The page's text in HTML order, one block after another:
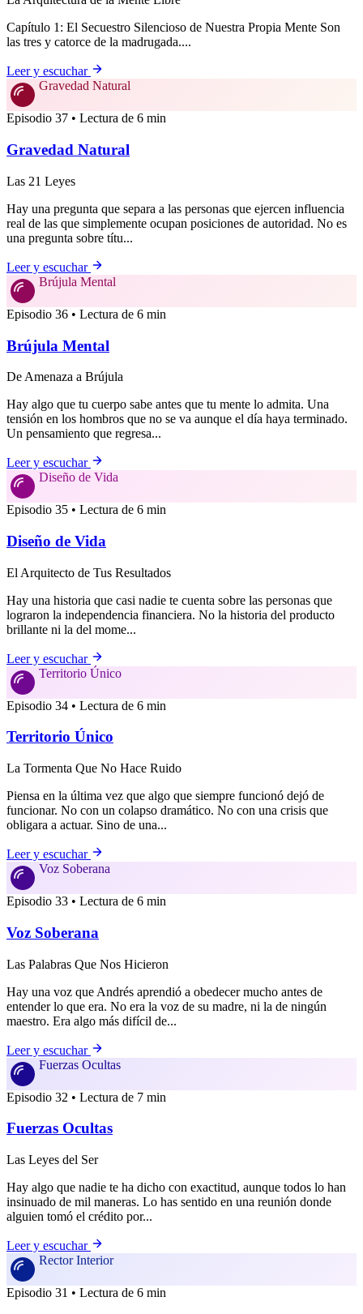
Capítulo 1: El Secuestro Silencioso de Nuestra Propia Mente Son
las tres y catorce de la madrugada....
Leer y escuchar
Gravedad Natural
Episodio 37 • Lectura de 6 min
Gravedad Natural
Las 21 Leyes
Hay una pregunta que separa a las personas que ejercen influencia
real de las que simplemente ocupan posiciones de autoridad. No es
una pregunta sobre títu...
Leer y escuchar
Brújula Mental
Episodio 36 • Lectura de 6 min
Brújula Mental
De Amenaza a Brújula
Hay algo que tu cuerpo sabe antes que tu mente lo admita. Una
tensión en los hombros que no se va aunque el día haya terminado.
Un pensamiento que regresa...
Leer y escuchar
Diseño de Vida
Episodio 35 • Lectura de 6 min
Diseño de Vida
El Arquitecto de Tus Resultados
Hay una historia que casi nadie te cuenta sobre las personas que
lograron la independencia financiera. No la historia del producto
brillante ni la del mome...
Leer y escuchar
Territorio Único
Episodio 34 • Lectura de 6 min
Territorio Único
La Tormenta Que No Hace Ruido
Piensa en la última vez que algo que siempre funcionó dejó de
funcionar. No con un colapso dramático. No con una crisis que
obligara a actuar. Sino de una...
Leer y escuchar
Voz Soberana
Episodio 33 • Lectura de 6 min
Voz Soberana
Las Palabras Que Nos Hicieron
Hay una voz que Andrés aprendió a obedecer mucho antes de
entender lo que era. No era la voz de su madre, ni la de ningún
maestro. Era algo más difícil de...
Leer y escuchar
Fuerzas Ocultas
Episodio 32 • Lectura de 7 min
Fuerzas Ocultas
Las Leyes del Ser
Hay algo que nadie te ha dicho con exactitud, aunque todos lo han
insinuado de mil maneras. Lo has sentido en una reunión donde
alguien tomó el crédito por...
Leer y escuchar
Rector Interior
Episodio 31 • Lectura de 6 min